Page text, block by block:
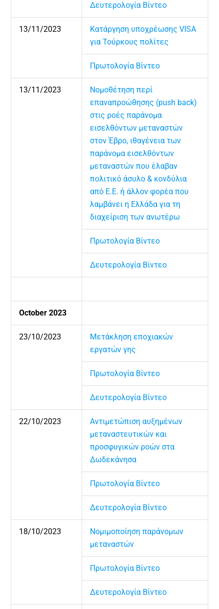
Δευτερολογία Βίντεο
13/11/2023
Κατάργηση υποχρέωσης VISA
για Τούρκους πολίτες
Πρωτολογία Βίντεο
13/11/2023
Νομοθέτηση περί
επαναπροώθησης (push back)
στις ροές παράνομα
εισελθόντων μεταναστών
στον Έβρο, ιθαγένεια των
παράνομα εισελθόντων
μεταναστών που έλαβαν
πολιτικό άσυλο & κονδύλια
από Ε.Ε. ή άλλον φορέα που
λαμβάνει η Ελλάδα για τη
διαχείριση των ανωτέρω
Πρωτολογία Βίντεο
Δευτερολογία Βίντεο
October 2023
23/10/2023
Μετάκληση εποχιακών
εργατών γης
Πρωτολογία Βίντεο
Δευτερολογία Βίντεο
22/10/2023
Αντιμετώπιση αυξημένων
μεταναστευτικών και
προσφυγικών ροών στα
Δωδεκάνησα
Πρωτολογία Βίντεο
Δευτερολογία Βίντεο
18/10/2023
Νομιμοποίηση παράνομων
μεταναστών
Πρωτολογία Βίντεο
Δευτερολογία Βίντεο